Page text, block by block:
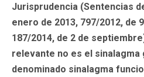
Jurisprudencia (Sentencias
enero de 2013, 797/2012, de
187/2014, de 2 de
relevante no es el sinalagma
denominado sinalagma